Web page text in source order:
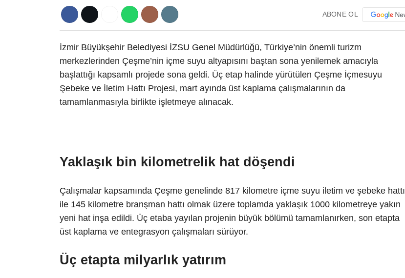
ABONE OL
İzmir Büyükşehir Belediyesi İZSU Genel Müdürlüğü, Türkiye’nin önemli turizm
merkezlerinden Çeşme’nin içme suyu altyapısını baştan sona yenilemek amacıyla
başlattığı kapsamlı projede sona geldi. Üç etap halinde yürütülen Çeşme İçmesuyu
Şebeke ve İletim Hattı Projesi, mart ayında üst kaplama çalışmalarının da
tamamlanmasıyla birlikte işletmeye alınacak.
Yaklaşık bin kilometrelik hat döşendi
Çalışmalar kapsamında Çeşme genelinde 817 kilometre içme suyu iletim ve şebeke hattı
ile 145 kilometre branşman hattı olmak üzere toplamda yaklaşık 1000 kilometreye yakın
yeni hat inşa edildi. Üç etaba yayılan projenin büyük bölümü tamamlanırken, son etapta
üst kaplama ve entegrasyon çalışmaları sürüyor.
Üç etapta milyarlık yatırım